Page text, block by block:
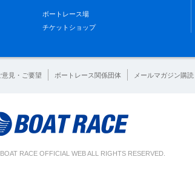
ボートレース場
チケットショップ
意見・ご要望 ボートレース関係団体 メールマガジン購読
RACE OFFICIAL WEB ALL RIGHTS RESERVED.